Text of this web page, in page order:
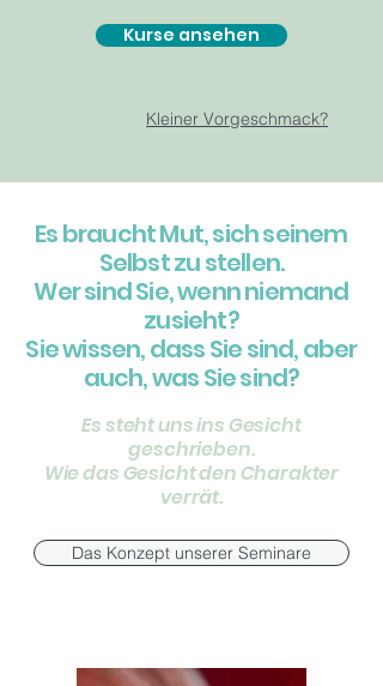
Kurse ansehen
Kleiner Vorgeschmack?
Es braucht Mut, sich seinem
Selbst zu stellen.
Wer sind Sie, wenn niemand
zusieht?
Sie wissen, dass Sie sind, aber
auch, was Sie sind?
Es steht uns ins Gesicht
geschrieben.
Wie das Gesicht den Charakter
verrät.
Das Konzept unserer Seminare